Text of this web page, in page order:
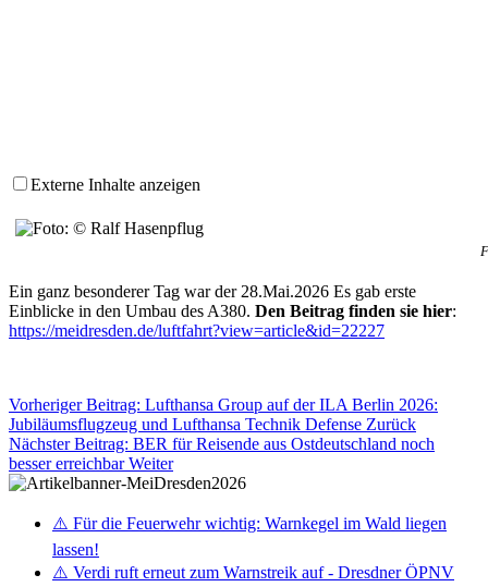
Externe Inhalte anzeigen
Ein ganz besonderer Tag war der 28.Mai.2026 Es gab erste
Einblicke in den Umbau des A380. Den Beitrag finden sie hier:
https://meidresden.de/luftfahrt?view=article&id=22227
Vorheriger Beitrag: Lufthansa Group auf der ILA Berlin 2026:
Jubiläumsflugzeug und Lufthansa Technik Defense Zurück
Nächster Beitrag: BER für Reisende aus Ostdeutschland noch
besser erreichbarWeiter
⚠️ Für die Feuerwehr wichtig: Warnkegel im Wald liegen
lassen!
⚠️ Verdi ruft erneut zum Warnstreik auf - Dresdner ÖPNV